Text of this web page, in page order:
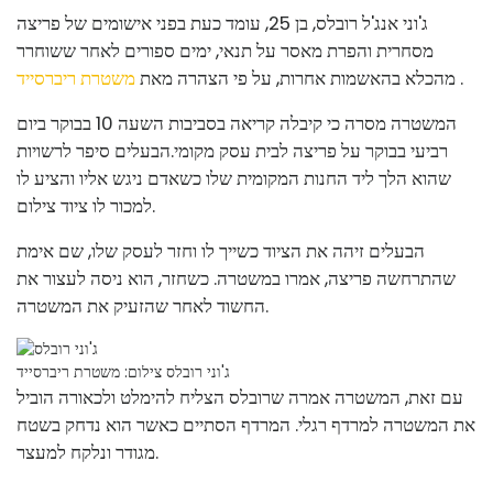
ג'וני אנג'ל רובלס, בן 25, עומד כעת בפני אישומים של פריצה
מסחרית והפרת מאסר על תנאי, ימים ספורים לאחר ששוחרר
מהכלא בהאשמות אחרות, על פי הצהרה מאתמשטרת ריברסייד
.
המשטרה מסרה כי קיבלה קריאה בסביבות השעה 10 בבוקר ביום
רביעי בבוקר על פריצה לבית עסק מקומי.הבעלים סיפר לרשויות
שהוא הלך ליד החנות המקומית שלו כשאדם ניגש אליו והציע לו
למכור לו ציוד צילום.
הבעלים זיהה את הציוד כשייך לו וחזר לעסק שלו, שם אימת
שהתרחשה פריצה, אמרו במשטרה. כשחזר, הוא ניסה לעצור את
החשוד לאחר שהזעיק את המשטרה.
ג'וני רובלס צילום: משטרת ריברסייד
עם זאת, המשטרה אמרה שרובלס הצליח להימלט ולכאורה הוביל
את המשטרה למרדף רגלי. המרדף הסתיים כאשר הוא נדחק בשטח
מגודר ונלקח למעצר.